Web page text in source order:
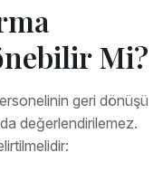
Mi?
geri dönüşü
değerlendirilemez.